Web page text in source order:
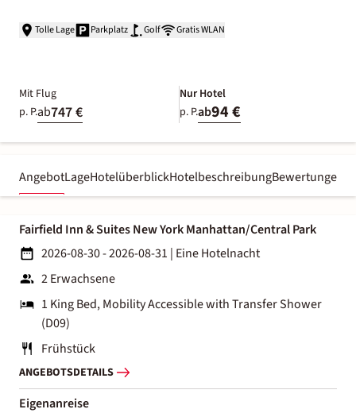
Tolle Lage Parkplatz Golf Gratis WLAN
Mit Flug
p. P.ab747 €
Nur Hotel
p. P.ab94 €
AngebotLageHotelüberblickHotelbeschreibungBewertungen
Fairfield Inn & Suites New York Manhattan/Central Park
2026-08-30 - 2026-08-31 | Eine Hotelnacht
2 Erwachsene
1 King Bed, Mobility Accessible with Transfer Shower
(D09)
Frühstück
ANGEBOTSDETAILS
Eigenanreise